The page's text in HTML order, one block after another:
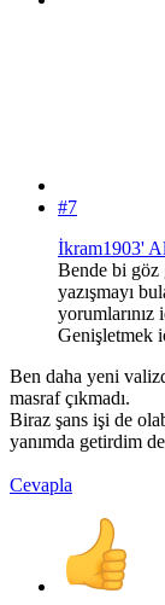
#7
İkram1903'
Bende bi
yazışmayı
yorumlarınız
Genişletmek
Ben daha yeni
masraf çıkmadı.
Biraz şans işi de
yanımda getirdim
Cevapla